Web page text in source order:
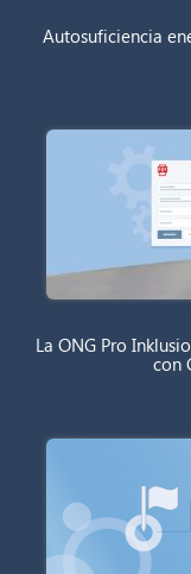
Autosuficiencia
La ONG Pro
con